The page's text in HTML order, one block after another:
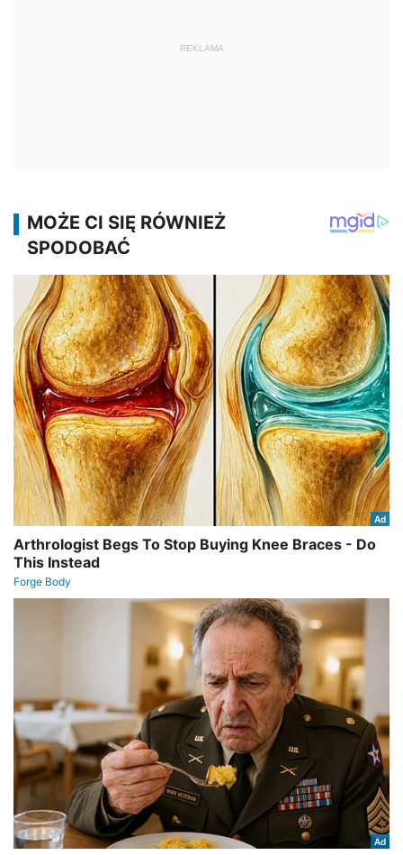
REKLAMA